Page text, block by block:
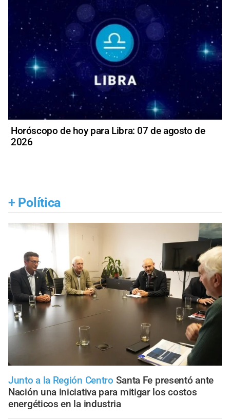
Horóscopo de hoy para Libra: 07 de agosto de
2026
+ Política
Junto a la Región Centro Santa Fe presentó ante
Nación una iniciativa para mitigar los costos
energéticos en la industria